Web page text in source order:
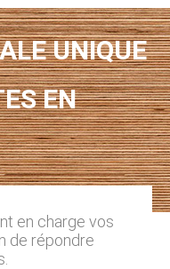
UNIQUE
EN
en charge vos
de répondre